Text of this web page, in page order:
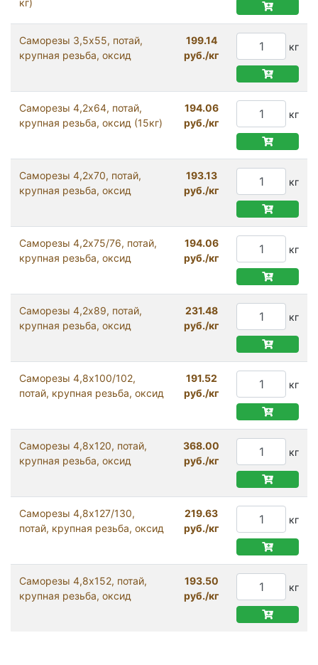
кг)
Саморезы 3,5x55, потай,
крупная резьба, оксид
199.14
руб./кг
кг
Саморезы 4,2x64, потай,
крупная резьба, оксид (15кг)
194.06
руб./кг
кг
Саморезы 4,2x70, потай,
крупная резьба, оксид
193.13
руб./кг
кг
Саморезы 4,2x75/76, потай,
крупная резьба, оксид
194.06
руб./кг
кг
Саморезы 4,2x89, потай,
крупная резьба, оксид
231.48
руб./кг
кг
Саморезы 4,8х100/102,
потай, крупная резьба, оксид
191.52
руб./кг
кг
Саморезы 4,8х120, потай,
крупная резьба, оксид
368.00
руб./кг
кг
Саморезы 4,8х127/130,
потай, крупная резьба, оксид
219.63
руб./кг
кг
Саморезы 4,8х152, потай,
крупная резьба, оксид
193.50
руб./кг
кг